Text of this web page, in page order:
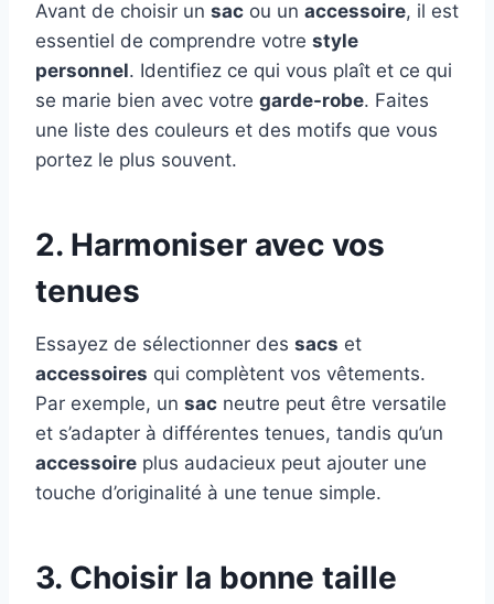
Avant de choisir un sac ou un accessoire, il est
essentiel de comprendre votre style
personnel. Identifiez ce qui vous plaît et ce qui
se marie bien avec votre garde-robe. Faites
une liste des couleurs et des motifs que vous
portez le plus souvent.
2. Harmoniser avec vos
tenues
Essayez de sélectionner des sacs et
accessoires qui complètent vos vêtements.
Par exemple, un sac neutre peut être versatile
et s’adapter à différentes tenues, tandis qu’un
accessoire plus audacieux peut ajouter une
touche d’originalité à une tenue simple.
3. Choisir la bonne taille